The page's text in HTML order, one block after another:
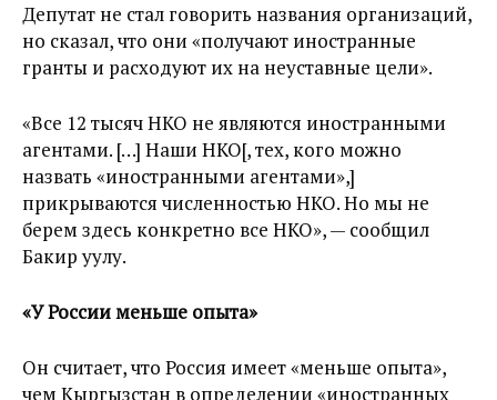
Депутат не стал говорить названия организаций,
но сказал, что они «получают иностранные
гранты и расходуют их на неуставные цели».
«Все 12 тысяч НКО не являются иностранными
агентами. […] Наши НКО[, тех, кого можно
назвать «иностранными агентами»,]
прикрываются численностью НКО. Но мы не
берем здесь конкретно все НКО», — сообщил
Бакир уулу.
«У России меньше опыта»
Он считает, что Россия имеет «меньше опыта»,
чем Кыргызстан в определении «иностранных